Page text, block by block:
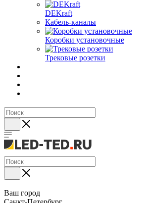
DEKraft
Кабель-каналы
Коробки установочные
Трековые розетки
Ваш город